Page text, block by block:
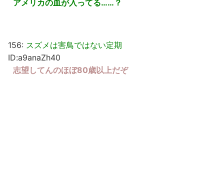
アメリカの血が入ってる……？
156: スズメは害鳥ではない定期
ID:a9anaZh40
志望してんのほぼ80歳以上だぞ